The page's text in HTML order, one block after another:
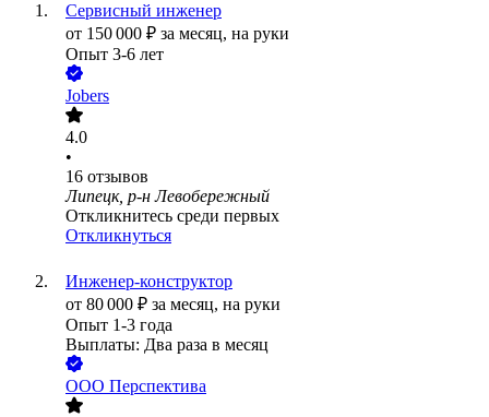
Сервисный инженер
от 150 000 ₽ за месяц, на руки
Опыт 3-6 лет
Jobers
4.0
•
16 отзывов
Липецк, р-н Левобережный
Откликнитесь среди первых
Откликнуться
Инженер-конструктор
от 80 000 ₽ за месяц, на руки
Опыт 1-3 года
Выплаты: Два раза в месяц
ООО Перспектива